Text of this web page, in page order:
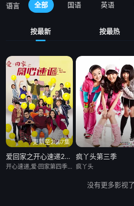
语言 全部 国语 英语
按最新 按最热
更新至2867集
爱回家之开心速递2025
开心速递,爱·回家第四季,Come Home Love Happy Courier,(Come Home Love Lo and Behold
疯丫头第三季
疯丫头
没有更多影视了